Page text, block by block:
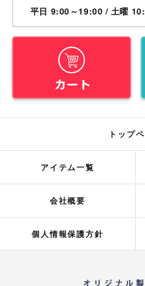
平日 9:00～19:00 / 土曜
トップ
アイテム一覧
会社概要
個人情報保護方針